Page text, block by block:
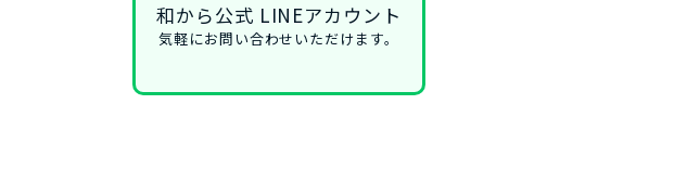
和から公式 LINEアカウント
気軽にお問い合わせいただけます。